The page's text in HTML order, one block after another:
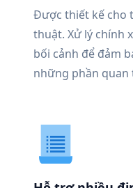
Được thiết kế cho
thuật. Xử lý chính
bối cảnh để đảm
những phần quan